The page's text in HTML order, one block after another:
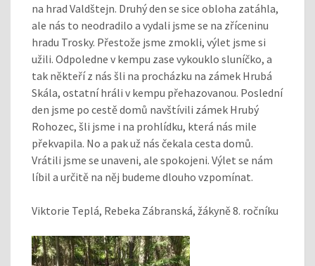
na hrad Valdštejn. Druhý den se sice obloha zatáhla,
ale nás to neodradilo a vydali jsme se na zříceninu
hradu Trosky. Přestože jsme zmokli, výlet jsme si
užili. Odpoledne v kempu zase vykouklo sluníčko, a
tak někteří z nás šli na procházku na zámek Hrubá
Skála, ostatní hráli v kempu přehazovanou. Poslední
den jsme po cestě domů navštívili zámek Hrubý
Rohozec, šli jsme i na prohlídku, která nás mile
překvapila. No a pak už nás čekala cesta domů.
Vrátili jsme se unaveni, ale spokojeni. Výlet se nám
líbil a určitě na něj budeme dlouho vzpomínat.
Viktorie Teplá, Rebeka Zábranská, žákyně 8. ročníku